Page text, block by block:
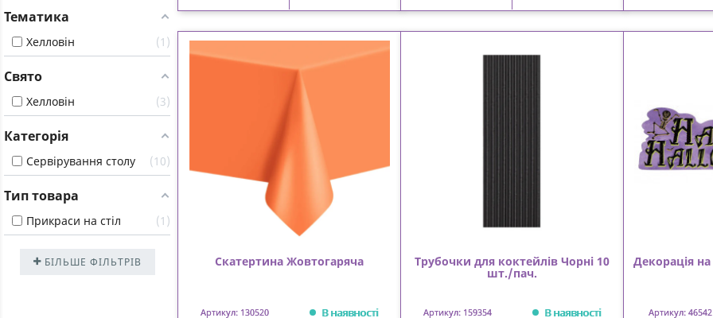
Тематика
Хелловін 1
Свято
Хелловін 3
Категорія
Сервірування столу 10
Тип товара
Прикраси на стіл 1
БІЛЬШЕ ФІЛЬТРІВ Скатертина Жовтогаряча
Артикул: 130520 В наявності
Трубочки для коктейлів Чорні 10
шт./пач.
Артикул: 159354 В наявності
Декорація
Артикул: 46542